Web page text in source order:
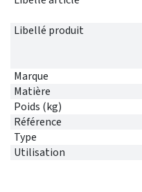
Libellé produit
Marque
Matière
Poids (kg)
Référence
Type
Utilisation